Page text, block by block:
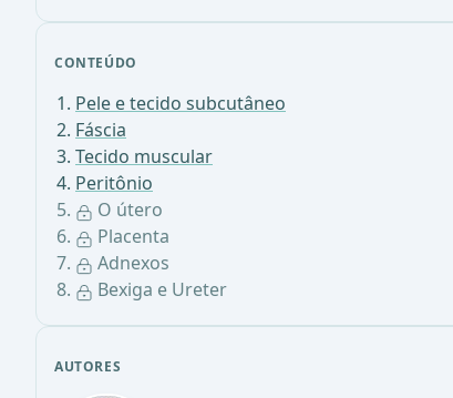
CONTEÚDO
Pele e tecido subcutâneo
Fáscia
Tecido muscular
Peritônio
O útero
Placenta
Adnexos
Bexiga e Ureter
AUTORES